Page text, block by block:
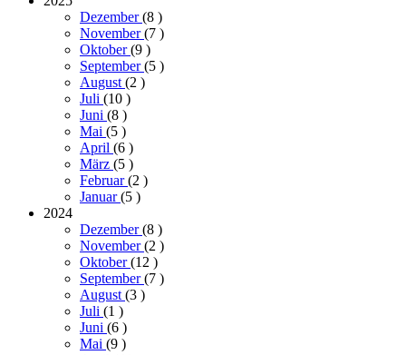
Dezember(8 )
November(7 )
Oktober(9 )
September(5 )
August(2 )
Juli (10 )
Juni (8 )
Mai (5 )
April (6 )
März (5 )
Februar(2 )
Januar(5 )
2024
Dezember(8 )
November(2 )
Oktober(12 )
September(7 )
August(3 )
Juli (1 )
Juni (6 )
Mai (9 )